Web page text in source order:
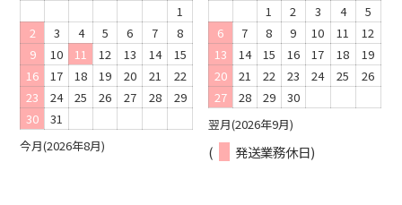
今月(2026年8月)
1
2
3 4 5 6 7
8
9
10 11 12 13 14
15
16
17 18 19 20 21
22
23
24 25 26 27 28
29
30
31 翌月(2026年9月)
1 2 3 4
5
6
7 8 9 10 11
12
13
14 15 16 17 18
19
20
21 22 23 24 25
26
27
28 29 30
( 発送業務休日)